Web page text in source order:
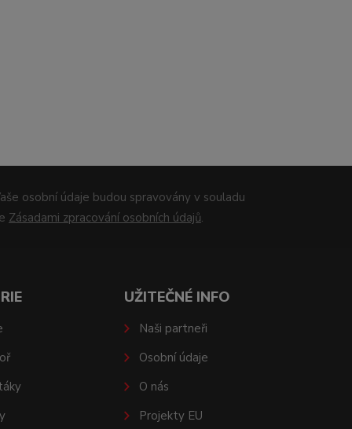
osobní údaje budou spravovány v souladu
Zásadami zpracování osobních údajů.
UŽITEČNÉ INFO
Naši partneři
Osobní údaje
O nás
Projekty EU